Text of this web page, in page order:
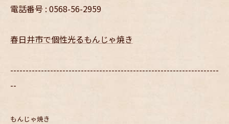
電話番号 : 0568-56-2959
春日井市で個性光るもんじゃ焼き
--------------------------------------------------------------------
--
もんじゃ焼き